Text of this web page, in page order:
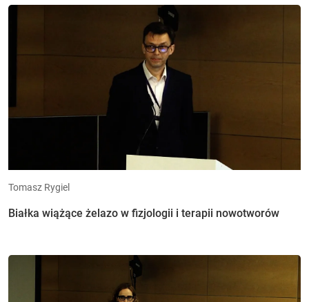
Tomasz Rygiel
Białka wiążące żelazo w fizjologii i terapii nowotworów